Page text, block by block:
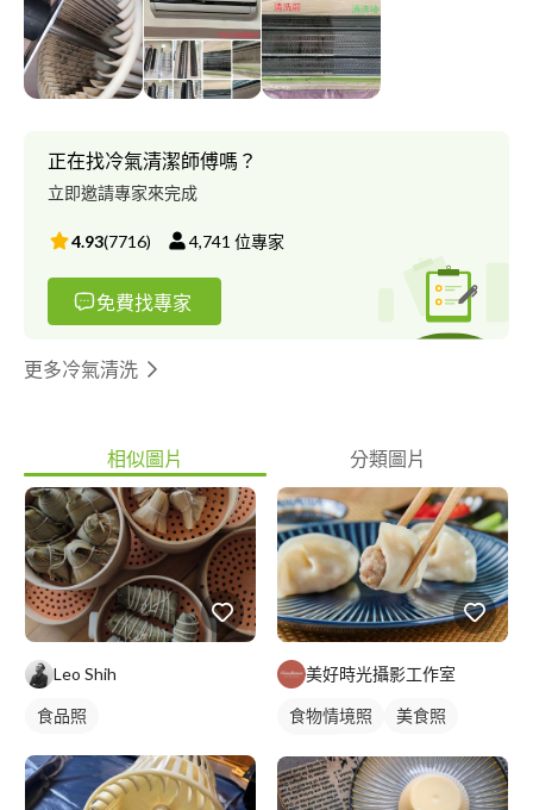
正在找冷氣清潔師傅嗎？
立即邀請專家來完成
4.93(7716) 4,741 位專家
免費找專家
更多冷氣清洗
相似圖片 分類圖片
Leo Shih
食品照
美好時光攝影工作室
食物情境照
美食照